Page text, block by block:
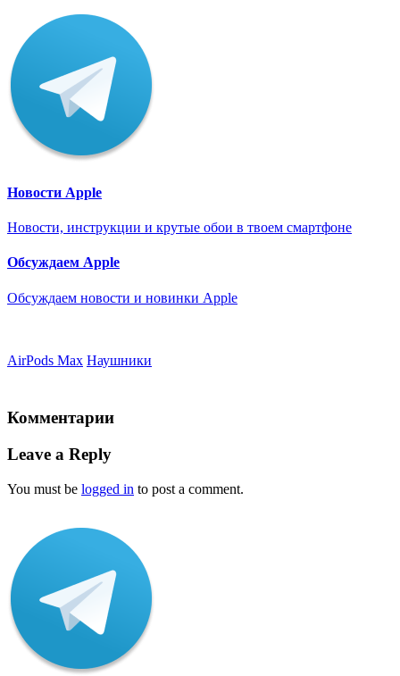
Новости Apple
Новости, инструкции и крутые обои в твоем смартфоне
Обсуждаем Apple
Обсуждаем новости и новинки Apple
AirPods Max Наушники
Комментарии
Leave a Reply
You must be logged in to post a comment.